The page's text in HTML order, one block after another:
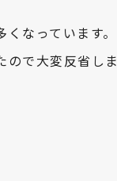
なっています。
ので大変反省しま